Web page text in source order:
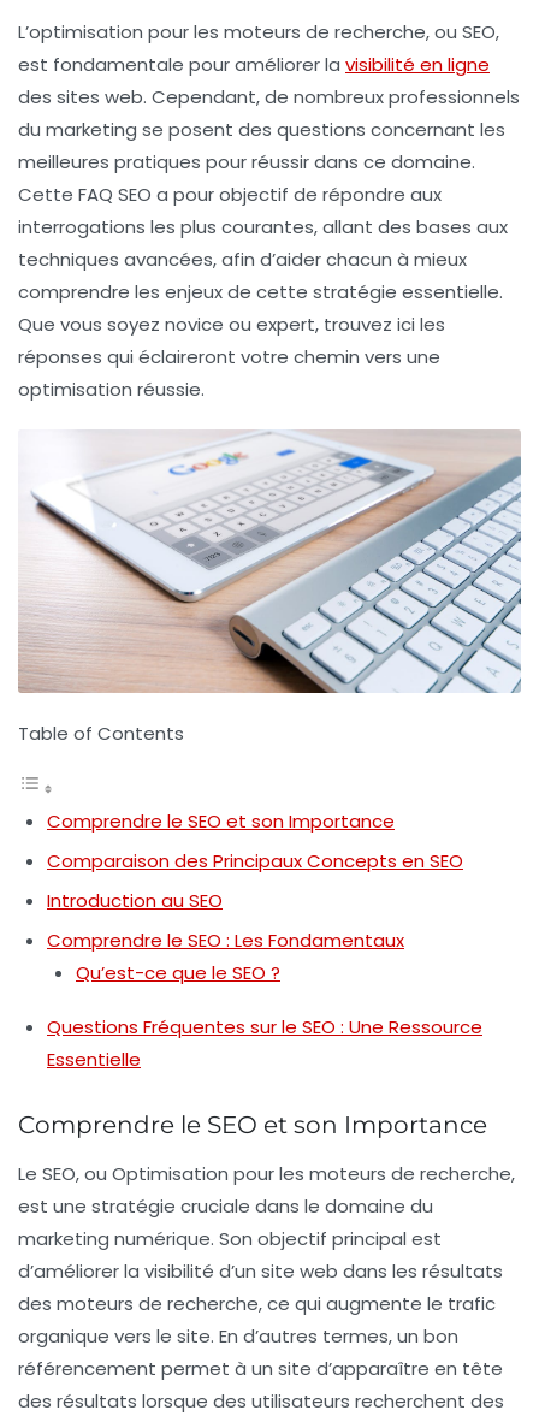
L’optimisation pour les moteurs de recherche, ou SEO,
est fondamentale pour améliorer la visibilité en ligne
des sites web. Cependant, de nombreux professionnels
du marketing se posent des questions concernant les
meilleures pratiques pour réussir dans ce domaine.
Cette FAQ SEO a pour objectif de répondre aux
interrogations les plus courantes, allant des bases aux
techniques avancées, afin d’aider chacun à mieux
comprendre les enjeux de cette stratégie essentielle.
Que vous soyez novice ou expert, trouvez ici les
réponses qui éclaireront votre chemin vers une
optimisation réussie.
Table of Contents
Comprendre le SEO et son Importance
Comparaison des Principaux Concepts en SEO
Introduction au SEO
Comprendre le SEO : Les Fondamentaux
Qu’est-ce que le SEO ?
Questions Fréquentes sur le SEO : Une Ressource
Essentielle
Comprendre le SEO et son Importance
Le SEO, ou Optimisation pour les moteurs de recherche,
est une stratégie cruciale dans le domaine du
marketing numérique. Son objectif principal est
d’améliorer la visibilité d’un site web dans les résultats
des moteurs de recherche, ce qui augmente le trafic
organique vers le site. En d’autres termes, un bon
référencement permet à un site d’apparaître en tête
des résultats lorsque des utilisateurs recherchent des